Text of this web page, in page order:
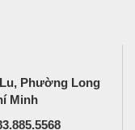
Phường Long
Minh